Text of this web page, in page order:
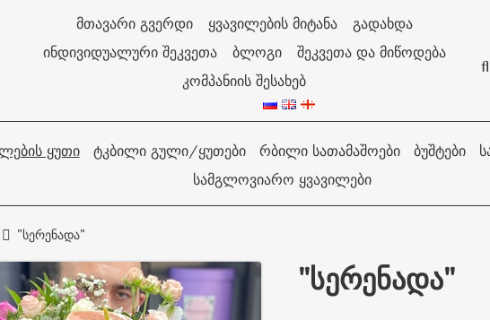
მთავარი გვერდი ყვავილების მიტანა
გადახდა
ინდივიდუალური შეკვეთა
ბლოგი
შეკვეთა და მიწოდება
კომპანიის შესახებ
ᲧᲣᲗᲘ ᲢᲙᲑᲘᲚᲘ ᲒᲣᲚᲘ/ᲧᲣᲗᲔᲑᲘ ᲠᲑᲘᲚᲘ ᲡᲐᲗᲐᲛᲐᲨᲝᲔᲑᲘ ᲑᲣᲨᲢᲔᲑᲘ
ᲡᲐᲛᲒᲚᲝᲕᲘᲐᲠᲝ ᲧᲕᲐᲕᲘᲚᲔᲑᲘ
"სერენადა"
"სერენადა"